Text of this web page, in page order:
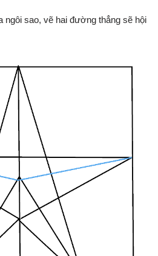
sao, vẽ hai đường thẳng sẽ hội